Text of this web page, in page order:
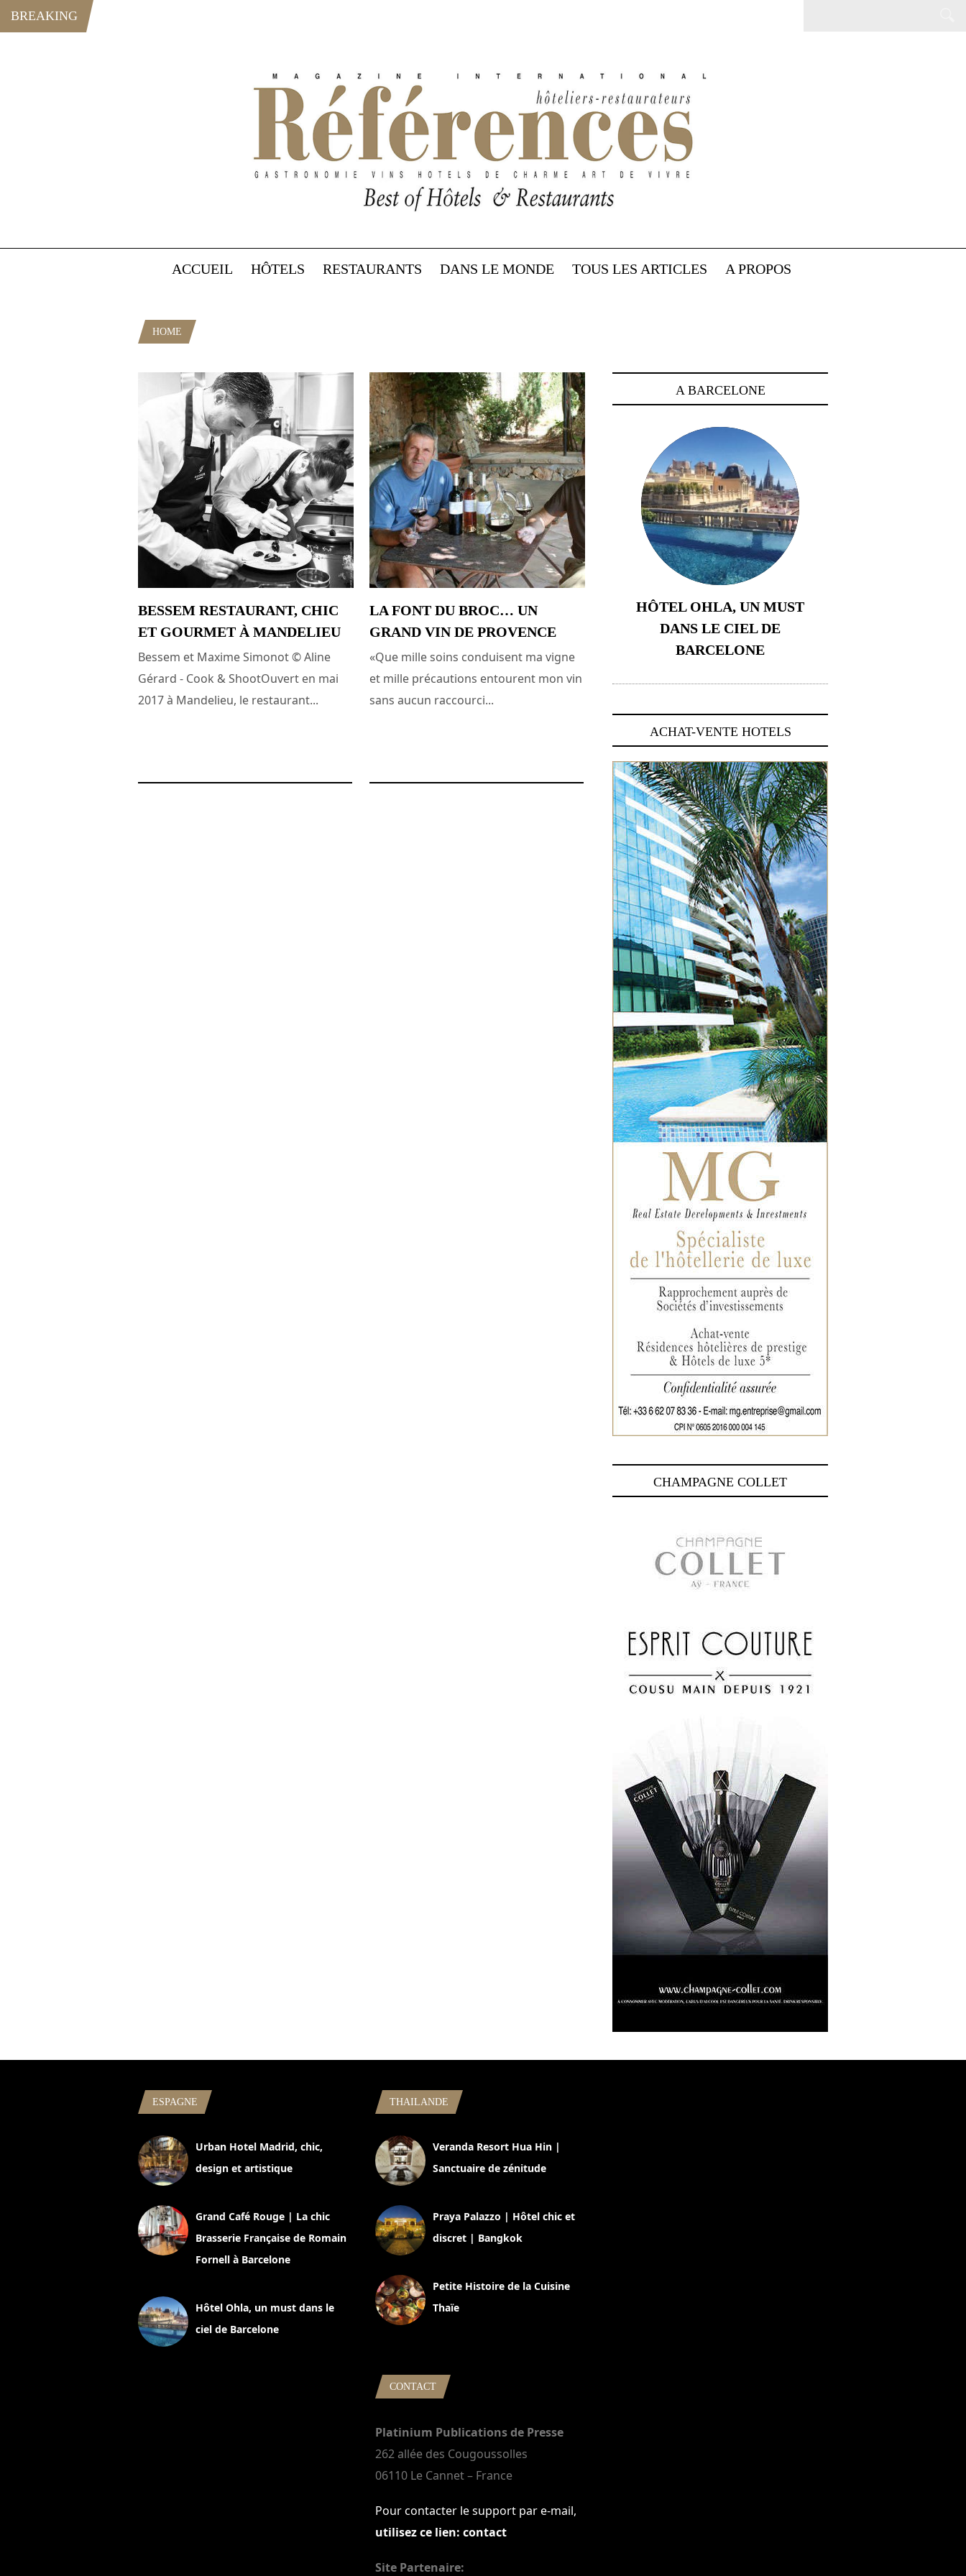
BREAKING
ACCUEIL HÔTELS RESTAURANTS DANS LE MONDE TOUS LES ARTICLES A PROPOS
HOME
BESSEM RESTAURANT, CHIC
ET GOURMET À MANDELIEU
Bessem et Maxime Simonot © Aline
Gérard - Cook & ShootOuvert en mai
2017 à Mandelieu, le restaurant...
LA FONT DU BROC… UN
GRAND VIN DE PROVENCE
«Que mille soins conduisent ma vigne
et mille précautions entourent mon vin
sans aucun raccourci...
A BARCELONE
HÔTEL OHLA, UN MUST
DANS LE CIEL DE
BARCELONE
ACHAT-VENTE HOTELS
CHAMPAGNE COLLET
ESPAGNE
Urban Hotel Madrid, chic,
design et artistique
Grand Café Rouge | La chic
Brasserie Française de Romain
Fornell à Barcelone
Hôtel Ohla, un must dans le
ciel de Barcelone
THAILANDE
Veranda Resort Hua Hin |
Sanctuaire de zénitude
Praya Palazzo | Hôtel chic et
discret | Bangkok
Petite Histoire de la Cuisine
Thaïe
CONTACT
Platinium Publications de Presse
262 allée des Cougoussolles
06110 Le Cannet – France
Pour contacter le support par e-mail,
utilisez ce lien: contact
Site Partenaire: